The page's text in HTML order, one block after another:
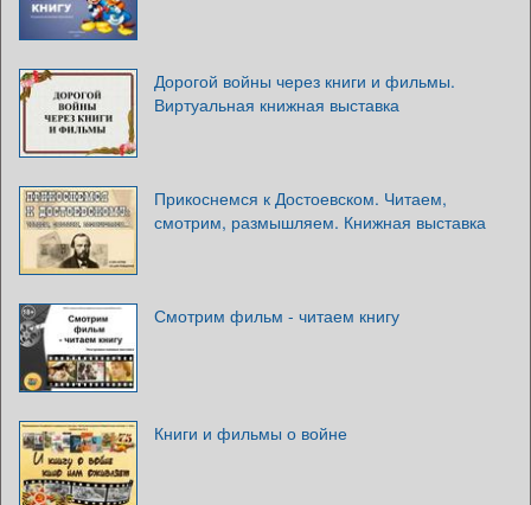
Дорогой войны через книги и фильмы.
Виртуальная книжная выставка
Прикоснемся к Достоевском. Читаем,
смотрим, размышляем. Книжная выставка
Смотрим фильм - читаем книгу
Книги и фильмы о войне